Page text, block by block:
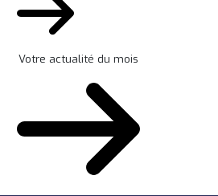
Votre actualité du mois